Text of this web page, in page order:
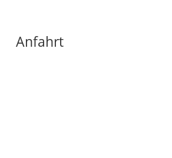
Anfahrt